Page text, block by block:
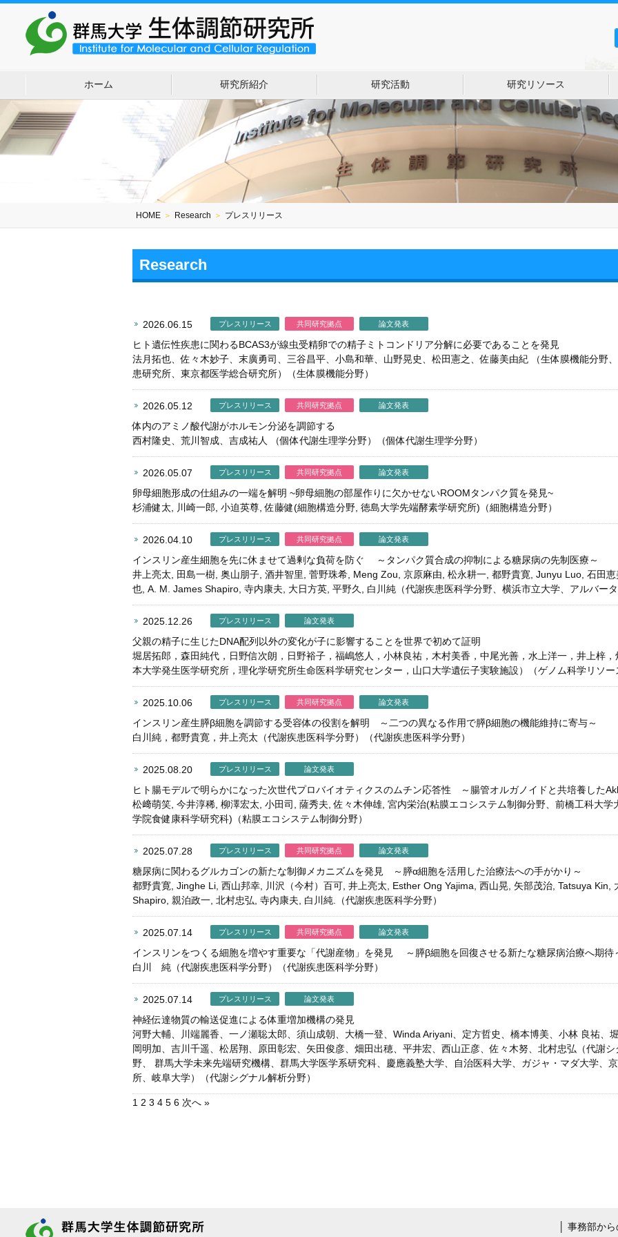
ホーム 研究所紹介 研究活動 研究リソース
HOME ＞ Research ＞ プレスリリース
Research
2026.06.15 プレスリリース 共同研究拠点 論文発表
ヒト遺伝性疾患に関わるBCAS3が線虫受精卵での精子ミトコンドリア分解に必要であることを発見
法月拓也、佐々木妙子、末廣勇司、三谷昌平、小島和華、山野晃史、松田憲之、佐藤美由紀 （生体膜機能分野
患研究所、東京都医学総合研究所）（生体膜機能分野）
2026.05.12 プレスリリース 共同研究拠点 論文発表
体内のアミノ酸代謝がホルモン分泌を調節する
西村隆史、荒川智成、吉成祐人 （個体代謝生理学分野）（個体代謝生理学分野）
2026.05.07 プレスリリース 共同研究拠点 論文発表
卵母細胞形成の仕組みの一端を解明 ~卵母細胞の部屋作りに欠かせないROOMタンパク質を発見~
杉浦健太, 川崎一郎, 小迫英尊, 佐藤健(細胞構造分野, 徳島大学先端酵素学研究所)（細胞構造分野）
2026.04.10 プレスリリース 共同研究拠点 論文発表
インスリン産生細胞を先に休ませて過剰な負荷を防ぐ ～タンパク質合成の抑制による糖尿病の先制医療～
井上亮太, 田島一樹, 奥山朋子, 酒井智里, 菅野珠希, Meng Zou, 京原麻由, 松永耕一, 都野貴寛, Junyu Luo, 石田
也, A. M. James Shapiro, 寺内康夫, 大日方英, 平野久, 白川純（代謝疾患医科学分野、横浜市立大学、アルバー
2025.12.26 プレスリリース 論文発表
父親の精子に生じたDNA配列以外の変化が子に影響することを世界で初めて証明
堀居拓郎，森田純代，日野信次朗，日野裕子，福嶋悠人，小林良祐，木村美香，中尾光善，水上洋一，井上梓
本大学発生医学研究所，理化学研究所生命医科学研究センター，山口大学遺伝子実験施設）（ゲノム科学リソー
2025.10.06 プレスリリース 共同研究拠点 論文発表
インスリン産生膵β細胞を調節する受容体の役割を解明 ～二つの異なる作用で膵β細胞の機能維持に寄与～
白川純，都野貴寛，井上亮太（代謝疾患医科学分野）（代謝疾患医科学分野）
2025.08.20 プレスリリース 論文発表
ヒト腸モデルで明らかになった次世代プロバイオティクスのムチン応答性 ～腸管オルガノイドと共培養した
松﨑萌笑, 今井淳稀, 柳澤宏太, 小田司, 薩秀夫, 佐々木伸雄, 宮内栄治(粘膜エコシステム制御分野、前橋工科大
学院食健康科学研究科)（粘膜エコシステム制御分野）
2025.07.28 プレスリリース 共同研究拠点 論文発表
糖尿病に関わるグルカゴンの新たな制御メカニズムを発見 ～膵α細胞を活用した治療法への手がかり～
都野貴寛, Jinghe Li, 西山邦幸, 川沢（今村）百可, 井上亮太, Esther Ong Yajima, 西山晃, 矢部茂治, Tatsuya Kin,
Shapiro, 親泊政一, 北村忠弘, 寺内康夫, 白川純.（代謝疾患医科学分野）
2025.07.14 プレスリリース 共同研究拠点 論文発表
インスリンをつくる細胞を増やす重要な「代謝産物」を発見 ～膵β細胞を回復させる新たな糖尿病治療へ期待
白川 純（代謝疾患医科学分野）（代謝疾患医科学分野）
2025.07.14 プレスリリース 論文発表
神経伝達物質の輸送促進による体重増加機構の発見
河野大輔、川端麗香、一ノ瀬聡太郎、須山成朝、大橋一登、Winda Ariyani、定方哲史、橋本博美、小林 良祐、
岡明加、吉川千遥、松居翔、原田彰宏、矢田俊彦、畑田出穂、平井宏、西山正彦、佐々木努、北村忠弘（代謝
野、 群馬大学未来先端研究機構、群馬大学医学系研究科、慶應義塾大学、自治医科大学、ガジャ・マダ大学、
所、岐阜大学）（代謝シグナル解析分野）
1 2 3 4 5 6 次へ »
事務部か